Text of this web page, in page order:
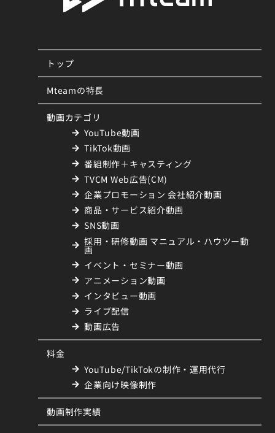
トップ
Mteamの特長
動画カテゴリ
YouTube動画
TikTok動画
番組制作＋キャスティング
TVCM Web広告(CM)
企業プロモーション 会社紹介動画
商品・サービス紹介動画
SNS動画
採用・研修動画 マニュアル・ハウツー動
画
イベント・セミナー動画
アニメーション動画
インタビュー動画
ライブ配信
動画広告
料金
YouTube/TikTokの制作・運用代行
企業向け映像制作
動画制作実績